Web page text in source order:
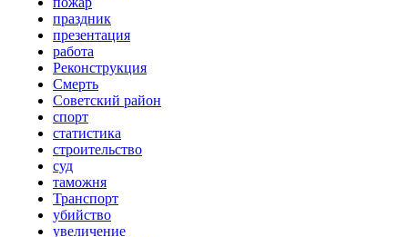
праздник
презентация
работа
Реконструкция
Смерть
Советский район
спорт
статистика
строительство
суд
таможня
Транспорт
убийство
увеличение